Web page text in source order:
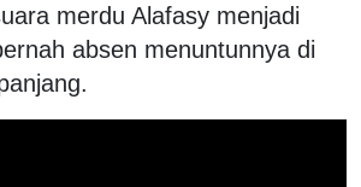
merdu Alafasy menjadi
absen menuntunnya di